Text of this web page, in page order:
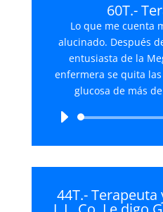
60T.-
Lo que me cuenta
alucinado. Después
entusiasta de la
enfermera se quita
glucosa de más
44T.-